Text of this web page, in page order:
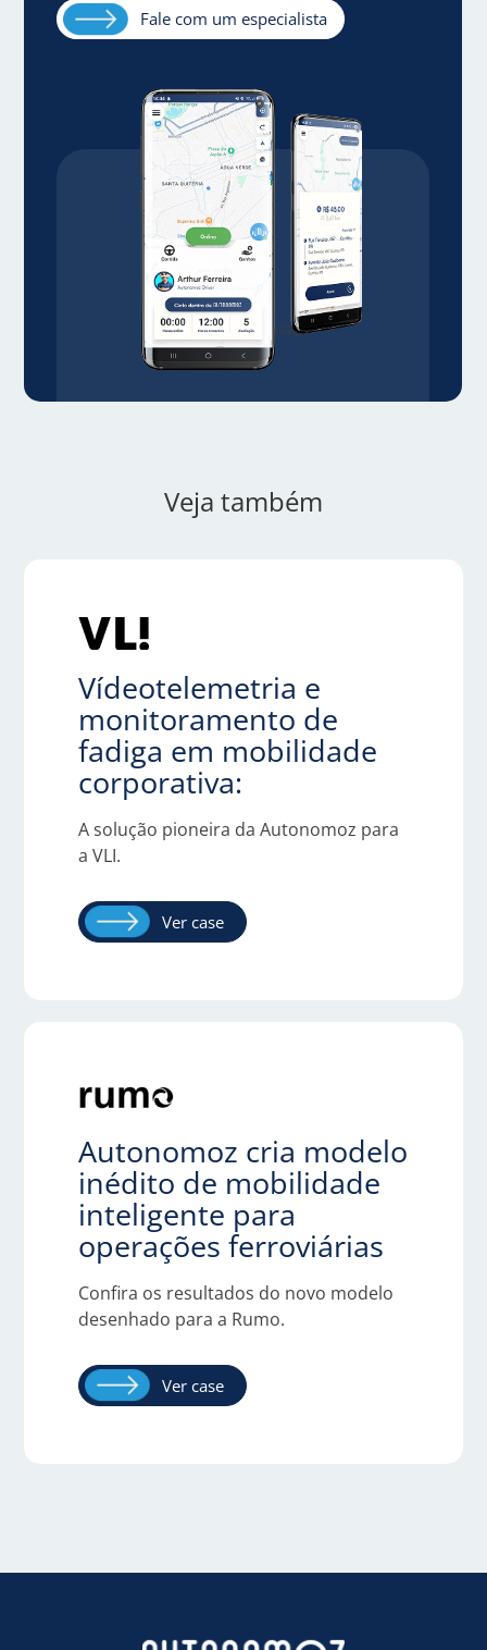
Fale com um especialista
Veja também
Vídeotelemetria e
monitoramento de
fadiga em mobilidade
corporativa:
A solução pioneira da Autonomoz para
a VLI.
Ver case
Autonomoz cria modelo
inédito de mobilidade
inteligente para
operações ferroviárias
Confira os resultados do novo modelo
desenhado para a Rumo.
Ver case